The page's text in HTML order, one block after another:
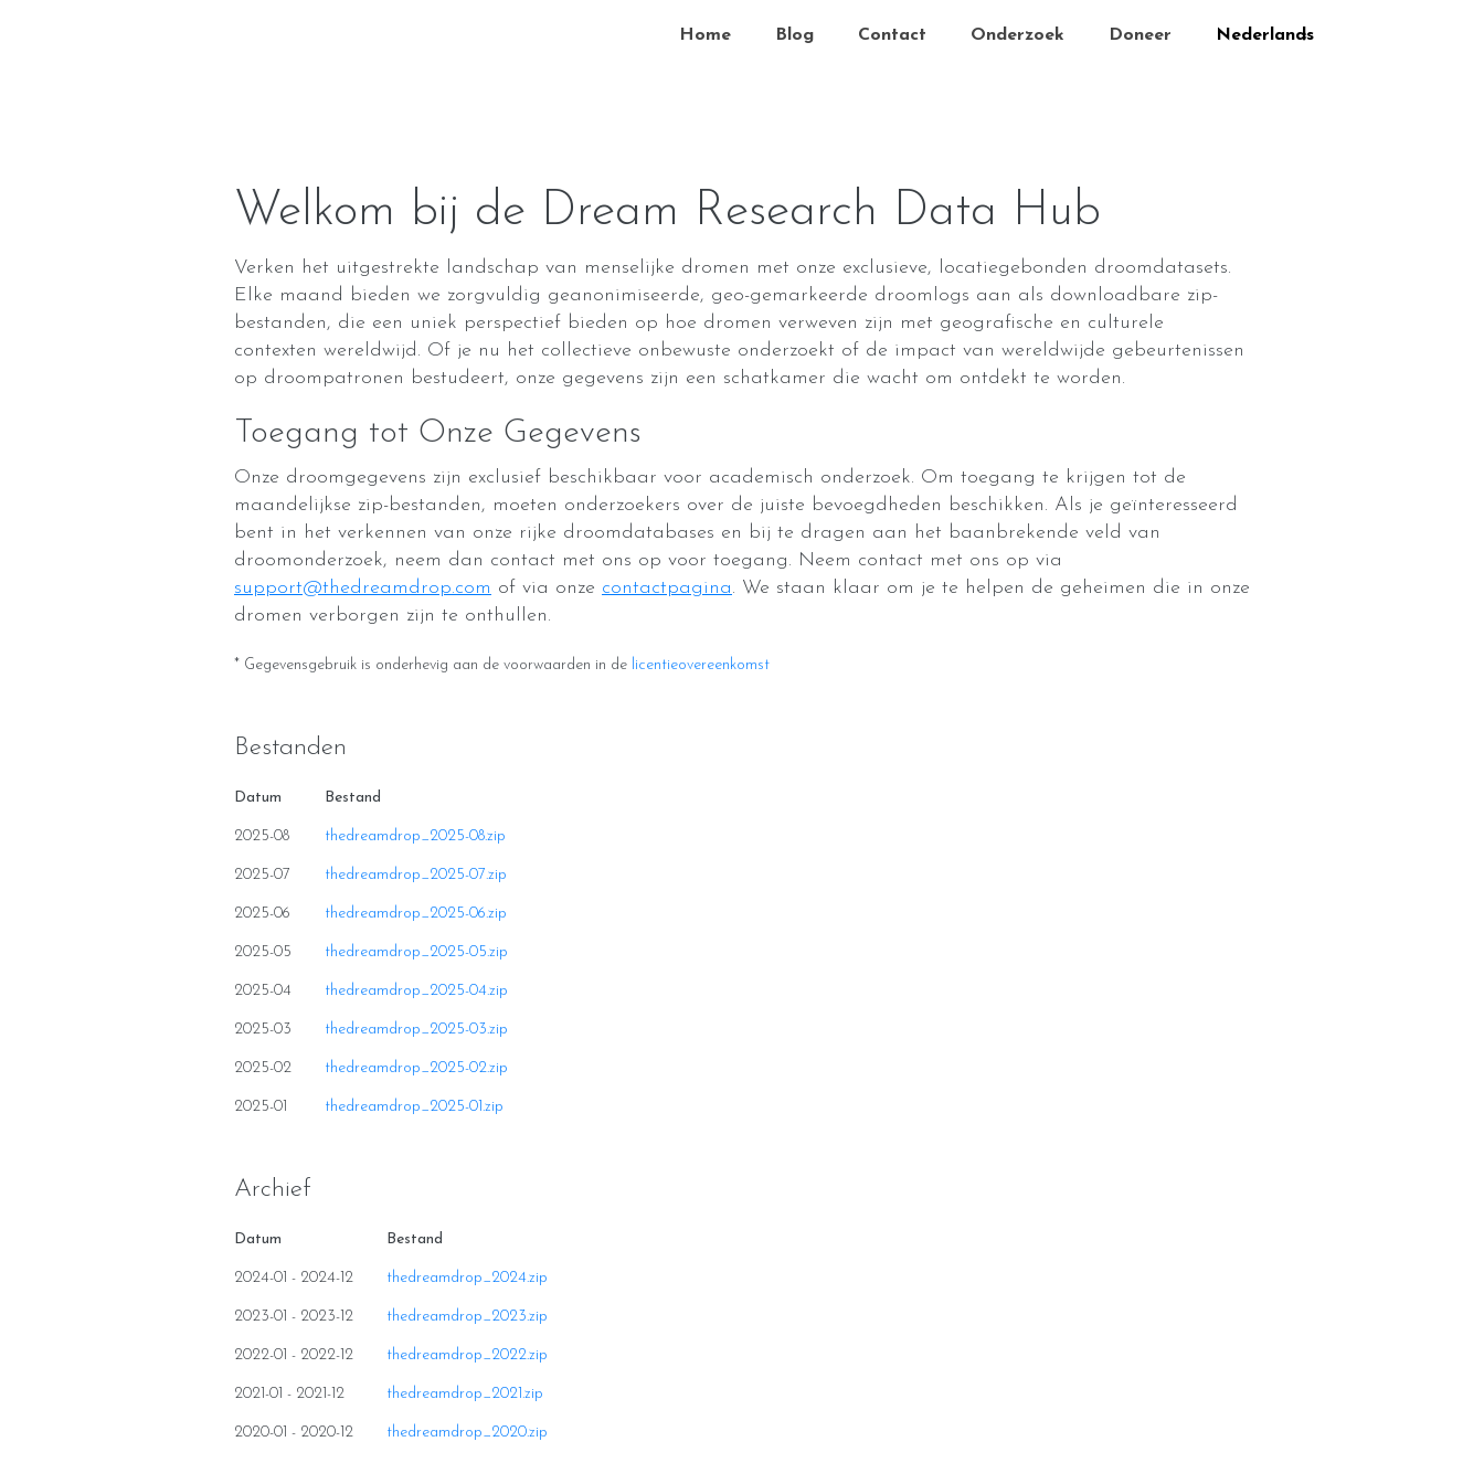
Home Blog Contact Onderzoek Doneer
Welkom bij de Dream Research Data Hub
Verken het uitgestrekte landschap van menselijke dromen met onze exclusieve, locatiegebonden droomdatasets.
Elke maand bieden we zorgvuldig geanonimiseerde, geo-gemarkeerde droomlogs aan als downloadbare zip-
bestanden, die een uniek perspectief bieden op hoe dromen verweven zijn met geografische en culturele
contexten wereldwijd. Of je nu het collectieve onbewuste onderzoekt of de impact van wereldwijde gebeurtenissen
op droompatronen bestudeert, onze gegevens zijn een schatkamer die wacht om ontdekt te worden.
Toegang tot Onze Gegevens
Onze droomgegevens zijn exclusief beschikbaar voor academisch onderzoek. Om toegang te krijgen tot de
maandelijkse zip-bestanden, moeten onderzoekers over de juiste bevoegdheden beschikken. Als je geïnteresseerd
bent in het verkennen van onze rijke droomdatabases en bij te dragen aan het baanbrekende veld van
droomonderzoek, neem dan contact met ons op voor toegang. Neem contact met ons op via
support@thedreamdrop.com of via onze contactpagina. We staan klaar om je te helpen de geheimen die in onze
dromen verborgen zijn te onthullen.
* Gegevensgebruik is onderhevig aan de voorwaarden in de licentieovereenkomst
Bestanden
Datum Bestand
2025-08 thedreamdrop_2025-08.zip
2025-07 thedreamdrop_2025-07.zip
2025-06 thedreamdrop_2025-06.zip
2025-05 thedreamdrop_2025-05.zip
2025-04 thedreamdrop_2025-04.zip
2025-03 thedreamdrop_2025-03.zip
2025-02 thedreamdrop_2025-02.zip
2025-01 thedreamdrop_2025-01.zip
Archief
Datum Bestand
2024-01 - 2024-12 thedreamdrop_2024.zip
2023-01 - 2023-12 thedreamdrop_2023.zip
2022-01 - 2022-12 thedreamdrop_2022.zip
2021-01 - 2021-12 thedreamdrop_2021.zip
2020-01 - 2020-12 thedreamdrop_2020.zip